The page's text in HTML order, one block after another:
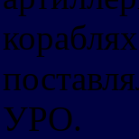
УРО.